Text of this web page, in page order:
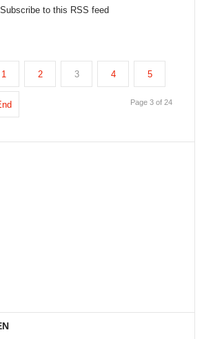
Subscribe to this RSS feed
1 2 3 4 5
Page 3 of 24